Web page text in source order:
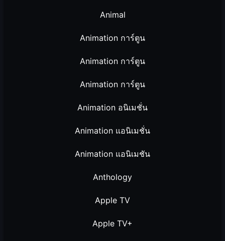
Animal
Animation การ์ตูน
Animation การ์ตูน
Animation การ์ตูน
Animation อนิเมชั่น
Animation แอนิเมชั่น
Animation แอนิเมชัน
Anthology
Apple TV
Apple TV+